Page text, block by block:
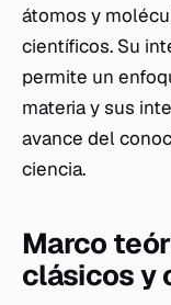
átomos y
científicos. Su
permite un
materia y sus
avance del
ciencia.
Marco
clásicos y